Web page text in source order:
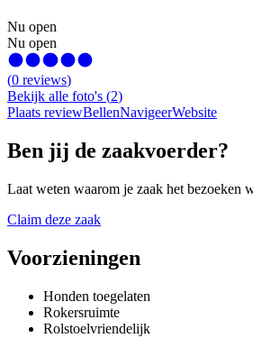
Nu open
Nu open
(0 reviews)
Bekijk alle foto's (2)
Plaats reviewBellenNavigeerWebsite
Ben jij de zaakvoerder?
Laat weten waarom je zaak het bezoeken
Claim deze zaak
Voorzieningen
Honden toegelaten
Rokersruimte
Rolstoelvriendelijk